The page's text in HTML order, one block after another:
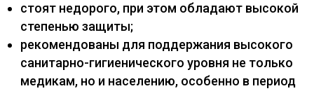
стоят недорого, при этом обладают высокой
степенью защиты;
рекомендованы для поддержания высокого
санитарно-гигиенического уровня не только
медикам, но и населению, особенно в период